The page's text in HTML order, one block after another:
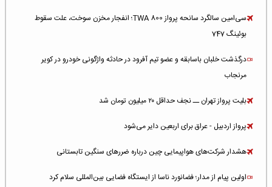
سی‌امین سالگرد سانحه پرواز TWA 800؛ انفجار مخزن سوخت، علت سقوط
بوئینگ 747
درگذشت خلبان باسابقه و عضو تیم آفرود در حادثه واژگونی خودرو در کویر
مرنجاب
بلیت پرواز تهران ــ نجف حداقل ۲۰ میلیون تومان شد
پرواز اردبیل - عراق برای اربعین دایر می‌شود
هشدار شرکت‌های هواپیمایی چین درباره ضررهای سنگین تابستانی
اولین پیام از مدار؛ فضانورد ناسا از ایستگاه فضایی بین‌المللی سلام کرد